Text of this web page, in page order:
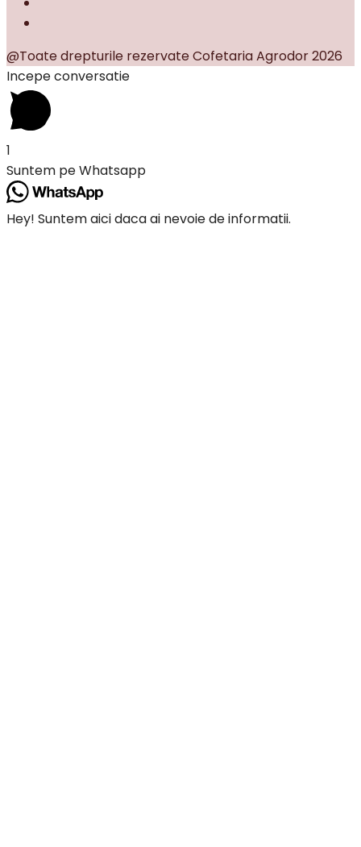
@Toate drepturile rezervate Cofetaria Agrodor 2026
Incepe conversatie
1
Suntem pe Whatsapp
Hey! Suntem aici daca ai nevoie de informatii.